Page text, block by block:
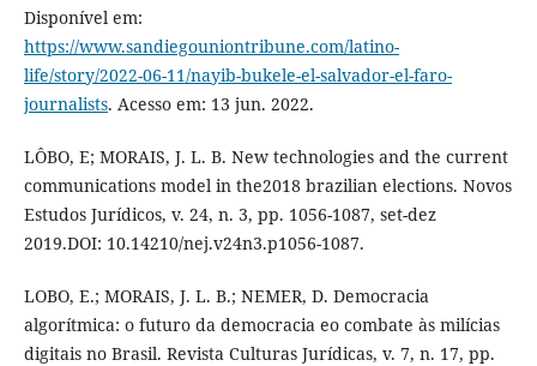
Disponível em:
https://www.sandiegouniontribune.com/latino-
life/story/2022-06-11/nayib-bukele-el-salvador-el-faro-
journalists. Acesso em: 13 jun. 2022.
LÔBO, E; MORAIS, J. L. B. New technologies and the current
communications model in the2018 brazilian elections. Novos
Estudos Jurídicos, v. 24, n. 3, pp. 1056-1087, set-dez
2019.DOI: 10.14210/nej.v24n3.p1056-1087.
LOBO, E.; MORAIS, J. L. B.; NEMER, D. Democracia
algorítmica: o futuro da democracia eo combate às milícias
digitais no Brasil. Revista Culturas Jurídicas, v. 7, n. 17, pp.